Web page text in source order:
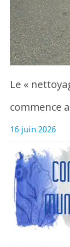
Le «
commence
16 juin 2026